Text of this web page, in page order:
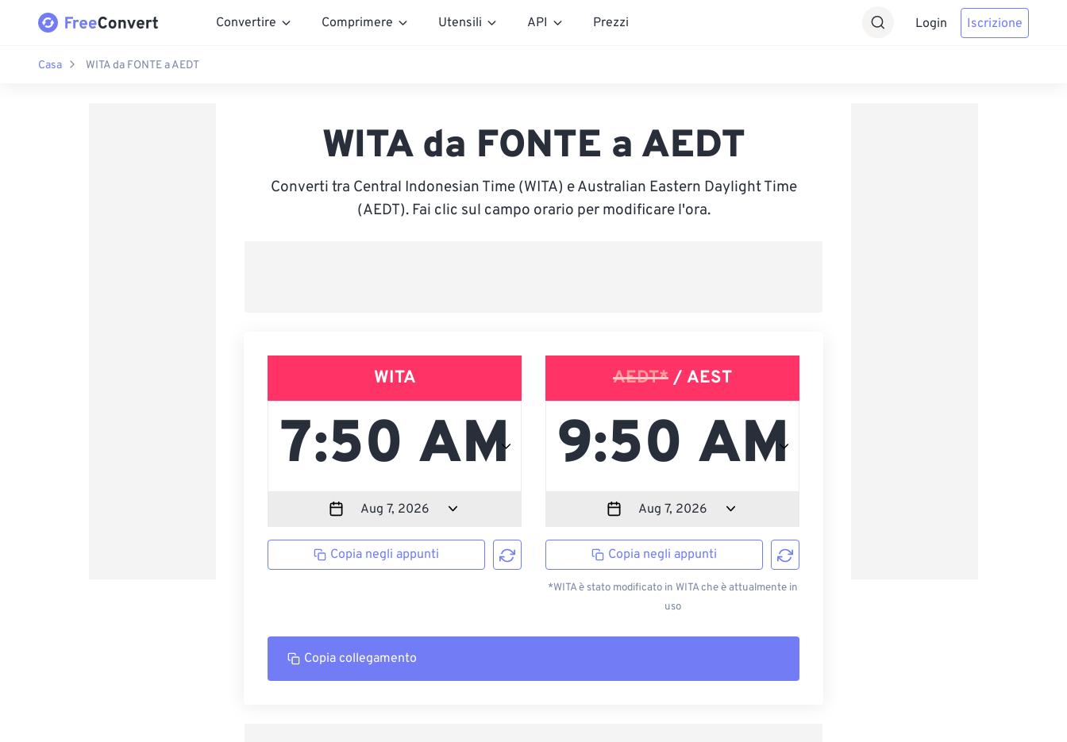
Convertire Comprimere Utensili API Prezzi Login Iscrizione
Casa WITA da FONTE a AEDT
WITA da FONTE a AEDT
Converti tra Central Indonesian Time (WITA) e Australian Eastern Daylight Time
(AEDT). Fai clic sul campo orario per modificare l'ora.
WITA
Copia negli appunti
AEDT* / AEST
Copia negli appunti
*WITA è stato modificato in WITA che è attualmente in
uso
Copia collegamento